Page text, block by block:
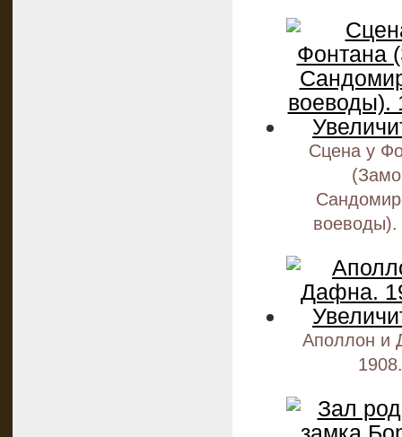
Сцена у
воеводы).
Аполлон и
1908.